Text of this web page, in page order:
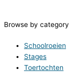
Browse by category
Schoolroeien
Stages
Toertochten